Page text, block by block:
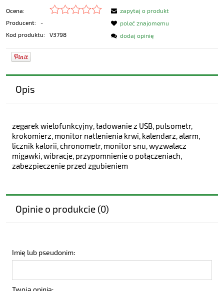
Ocena:
Producent:
-
Kod produktu:
V3798
zapytaj o produkt
poleć znajomemu
dodaj opinię
Opis
zegarek wielofunkcyjny, ładowanie z USB, pulsometr,
krokomierz, monitor natlenienia krwi, kalendarz, alarm,
licznik kalorii, chronometr, monitor snu, wyzwalacz
migawki, wibracje, przypomnienie o połączeniach,
zabezpieczenie przed zgubieniem
Opinie o produkcie (0)
Imię lub pseudonim:
Twoja opinia: